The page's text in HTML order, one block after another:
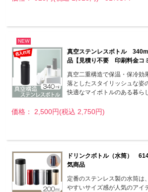
NEW
真空ステンレスボトル
品【見積り不要 印刷料金コ
真空二重構造で保温・保冷効
落としたスタイリッシュな姿
快適なマイボトルのある暮ら
価格： 2,500円(税込 2,750円)
ドリンクボトル（水筒）
気商品
定番のステンレス製の水筒は
やすいサイズ感が人気のアイ